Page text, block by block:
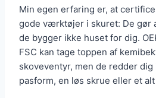
Min egen erfaring er, at
gode værktøjer i skuret: De gør
de bygger ikke huset for dig.
FSC kan tage toppen af
skoveventyr, men de redder
pasform, en løs skrue eller et